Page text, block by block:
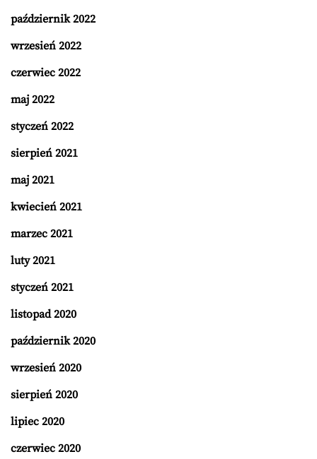
październik 2022
wrzesień 2022
czerwiec 2022
maj 2022
styczeń 2022
sierpień 2021
maj 2021
kwiecień 2021
marzec 2021
luty 2021
styczeń 2021
listopad 2020
październik 2020
wrzesień 2020
sierpień 2020
lipiec 2020
czerwiec 2020